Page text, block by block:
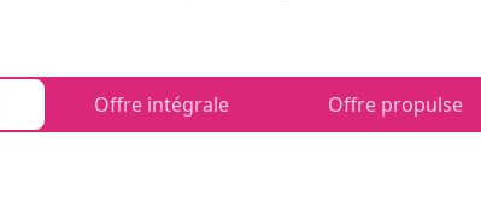
Offre intégrale Offre propulse